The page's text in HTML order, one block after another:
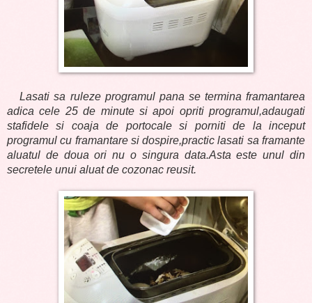
Lasati sa ruleze programul pana se termina framantarea
adica cele 25 de minute si apoi opriti programul,adaugati
stafidele si coaja de portocale si porniti de la inceput
programul cu framantare si dospire,practic lasati sa framante
aluatul de doua ori nu o singura data.Asta este unul din
secretele unui aluat de cozonac reusit.